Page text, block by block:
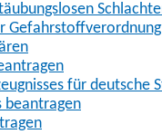
für deutsche
beantragen